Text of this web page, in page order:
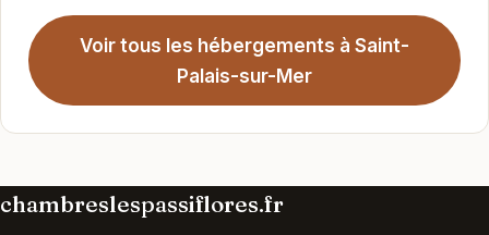
Voir tous les hébergements à Saint-
Palais-sur-Mer
chambreslespassiflores.fr